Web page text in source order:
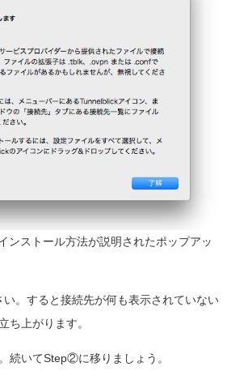
ンストール方法が説明されたポップアッ
い。すると接続先が何も表示されていない
ち上がります。
続いてStep②に移りましょう。